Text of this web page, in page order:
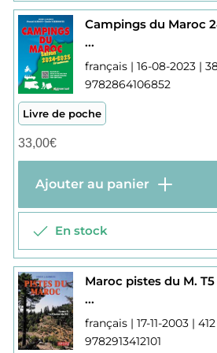
Campings du Maroc
...
français | 16-08-2023 |
9782864106852
Livre de poche
33,00€
Ajouter au panier
En stock
...
français | 17-11-2003 |
9782913412101